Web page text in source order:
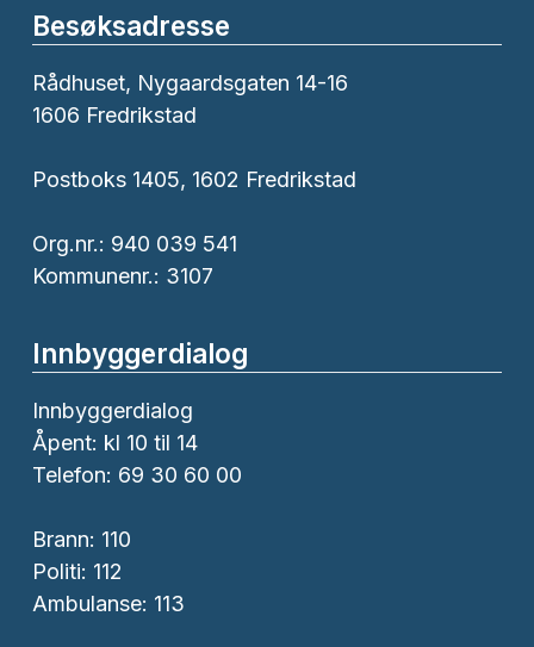
Besøksadresse
Rådhuset, Nygaardsgaten 14-16
1606 Fredrikstad
Postboks 1405, 1602 Fredrikstad
Org.nr.: 940 039 541
Kommunenr.: 3107
Innbyggerdialog
Innbyggerdialog
Åpent: kl 10 til 14
Telefon: 69 30 60 00
Brann: 110
Politi: 112
Ambulanse: 113